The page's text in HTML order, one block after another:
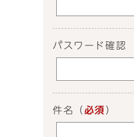
パスワード確認
件名 （ 必須 ）